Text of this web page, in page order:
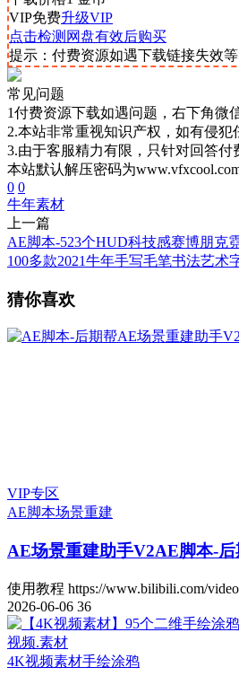
VIP免费升级VIP
点击检测网盘有效后购买
提示：付费资源如遇下载链接失效
常见问题
1付费资源下载如遇问题，右下角微
2.本站非常重视知识产权，如有侵
3.由于客服精力有限，只针对回答付
本站默认解压密码为
0 0
牛年素材
上一篇
AE脚本-523个HUD科技感赛博朋克
100多款2021牛年手写毛笔书法艺
猜你喜欢
VIP专区
AE脚本场景重建
AE场景重建助手V2AE脚本-
使用教程 https://www.bilibili.com/
2026-06-06 36
视频.素材
4K视频素材手绘涂鸦